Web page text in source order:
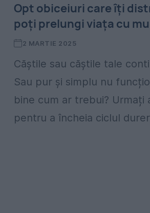
Opt obiceiuri care îți
poți prelungi viața cu
2 MARTIE 2025
Căștile sau căștile tale
Sau pur și simplu nu
bine cum ar trebui? Urmați
pentru a încheia ciclul